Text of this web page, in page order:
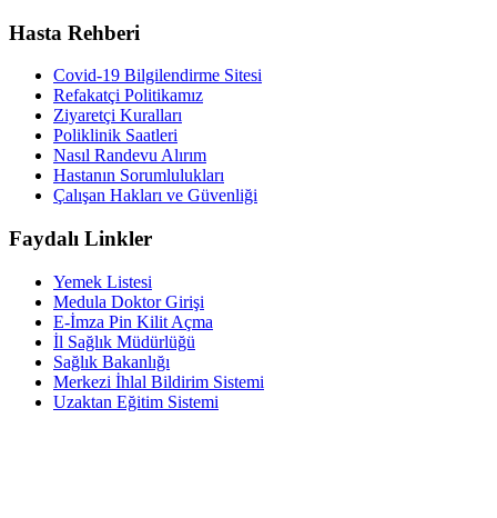
Hasta Rehberi
Covid-19 Bilgilendirme Sitesi
Refakatçi Politikamız
Ziyaretçi Kuralları
Poliklinik Saatleri
Nasıl Randevu Alırım
Hastanın Sorumlulukları
Çalışan Hakları ve Güvenliği
Faydalı Linkler
Yemek Listesi
Medula Doktor Girişi
E-İmza Pin Kilit Açma
İl Sağlık Müdürlüğü
Sağlık Bakanlığı
Merkezi İhlal Bildirim Sistemi
Uzaktan Eğitim Sistemi